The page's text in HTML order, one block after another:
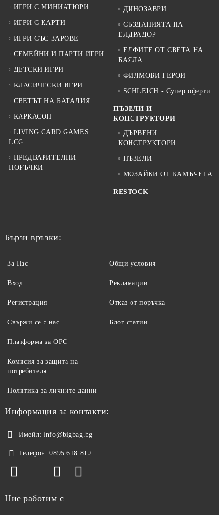
ИГРИ С МИНИАТЮРИ
ИГРИ С КАРТИ
ИГРИ СЪС ЗАРОВЕ
СЕМЕЙНИ И ПАРТИ ИГРИ
ДЕТСКИ ИГРИ
КЛАСИЧЕСКИ ИГРИ
СВЕТЪТ НА БАТАЛИЯ
КАРКАСОН
LIVING CARD GAMES:
LCG
ПРЕДВАРИТЕЛНИ
ПОРЪЧКИ
ДИНОЗАВРИ
СЪЗДАНИЯТА НА
ЕЛДРАДОР
ЕЛФИТЕ ОТ СВЕТА НА
БАЯЛА
ФИЛМОВИ ГЕРОИ
SCHLEICH - Супер оферти
ПЪЗЕЛИ И
КОНСТРУКТОРИ
ДЪРВЕНИ
КОНСТРУКТОРИ
ПЪЗЕЛИ
МОЗАЙКИ ОТ КАМЪЧЕТА
RESTOCK
Бързи връзки:
За Нас
Вход
Регистрация
Свържи се с нас
Общи условия
Рекламации
Отказ от поръчка
Блог статии
Платформа за ОРС
Комисия за защита на
потребителя
Политика за личните данни
Информация за контакти:
Имейл: info@bigbag.bg
Телефон: 0895 618 810
Ние работим с